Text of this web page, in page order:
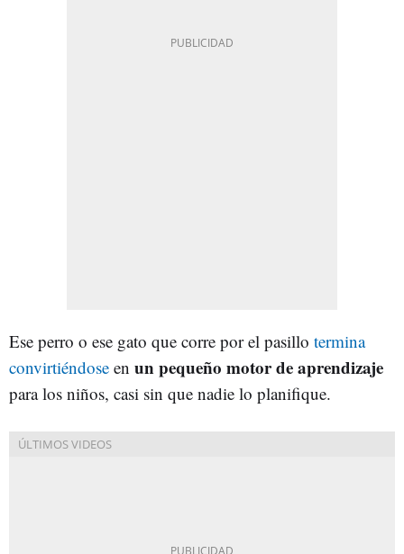
Ese perro o ese gato que corre por el pasillo termina
convirtiéndose en un pequeño motor de aprendizaje
para los niños, casi sin que nadie lo planifique.